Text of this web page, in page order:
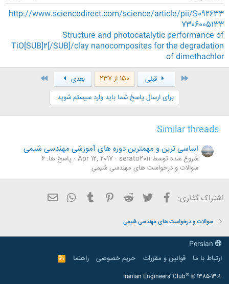
http://www.sciencedirect.com/science/article/pii/S092633
7306005133
Structure and photocatalytic performance of
TiO[SUB]2[/SUB]/clay nanocomposites for the degradation
of dimethachlor
قبلی 150 از 237 بعدی
برای ارسال پاسخ شما باید وارد سیستم شوید.
Similar threads
اساسی ترین و مهمترین دوره های آموزشی مهندسی شیمی
شروع شده توسط serato2011 Apr 12, 2017 پاسخ ها: 6
سوالات و درخواست های مهندسی شیمی
اشتراک گذاری: فیسبوک تویتر Reddit
Pinterest
Tumblr
WhatsApp
سوالات و درخواست های مهندسی شیمی
ارتباط با ما
قوانین و مقرّرات حریم خصوصی راهنما
R
S
Iranian Engineers' Club® © 1385-1401.